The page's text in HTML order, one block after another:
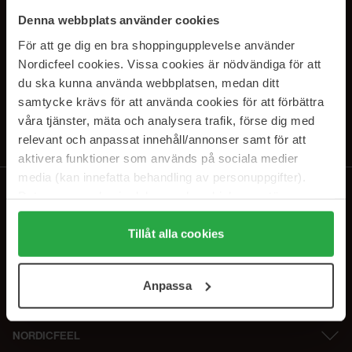
Denna webbplats använder cookies
För att ge dig en bra shoppingupplevelse använder
Nordicfeel cookies. Vissa cookies är nödvändiga för att
du ska kunna använda webbplatsen, medan ditt
samtycke krävs för att använda cookies för att förbättra
våra tjänster, mäta och analysera trafik, förse dig med
relevant och anpassat innehåll/annonser samt för att
aktivera funktioner som används på sociala medier
media (kan innefatta behandling av personuppgifter).
Genom att trycka på "Tillåt alla cookies" accepterar du
alla cookies, medan du under "Detaljer" kan anpassa
användningen av cookies. Du kan när som helst återkalla
samt vår Integritetspolicy.
Tillåt alla cookies
Anpassa
PRENUMERERA PÅ VÅRA
NYHETSBREV
E-postadress
Genom att prenumerera accepterar du vårIntegritetspolicy.
NORDICFEEL